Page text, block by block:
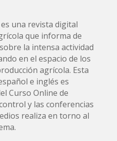
una revista digital
que informa de
la intensa actividad
en el espacio de los
agrícola. Esta
e inglés es
Curso Online de
y las conferencias
realiza en torno al